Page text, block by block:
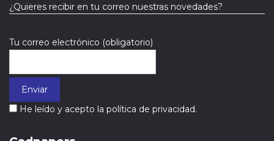
¿Quieres recibir en tu correo nuestras novedades?
Tu correo electrónico (obligatorio)
He leído y acepto la política de privacidad.